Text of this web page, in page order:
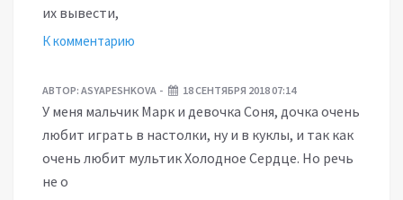
их вывести,
К комментарию
АВТОР: ASYAPESHKOVA 18 СЕНТЯБРЯ 2018 07:14
У меня мальчик Марк и девочка Соня, дочка очень
любит играть в настолки, ну и в куклы, и так как
очень любит мультик Холодное Сердце. Но речь
не о